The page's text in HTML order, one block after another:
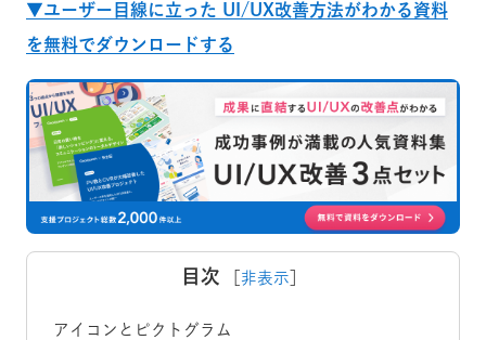
▼ユーザー目線に立った UI/UX改善方法がわかる資料
を無料でダウンロードする
目次 非表示
アイコンとピクトグラム